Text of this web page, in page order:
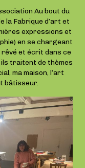
Au bout du
la Fabrique d’art et
expressions et
en se chargeant
rêvé et écrit dans ce
ils traitent de thèmes
ma maison, l’art
bâtisseur.